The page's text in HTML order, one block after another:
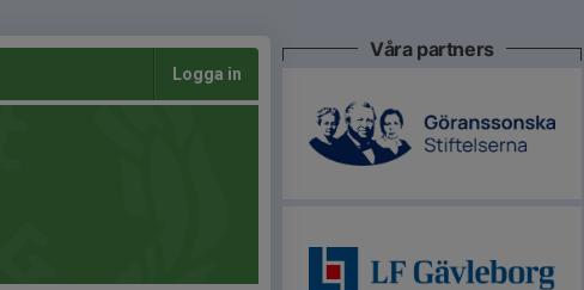
Logga in
Våra partners